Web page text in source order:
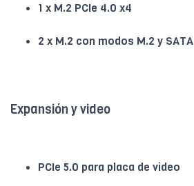
1 x M.2 PCIe 4.0 x4
2 x M.2 con modos M.2 y SATA
Expansión y video
PCIe 5.0 para placa de video